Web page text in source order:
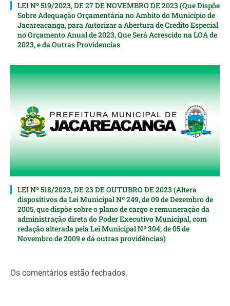
LEI Nº 519/2023, DE 27 DE NOVEMBRO DE 2023 (Que Dispõe
Sobre Adequação Orçamentária no Ambito do Município de
Jacareacanga, para Autorizar a Abertura de Credito Especial
nо Orçamento Anual de 2023, Que Será Acrescido na LOA de
2023, e da Outras Providencias
LEI Nº 518/2023, DE 23 DE OUTUBRO DE 2023 (Altera
dispositivos da Lei Municipal Nº 249, de 09 de Dezembro de
2005, que dispõe sobre o plano de cargo e remuneração da
administração direta do Poder Executivo Municipal, com
redação alterada pela Lei Municipal Nº 304, de 05 de
Novembro de 2009 e dá outras providências)
Os comentários estão fechados.